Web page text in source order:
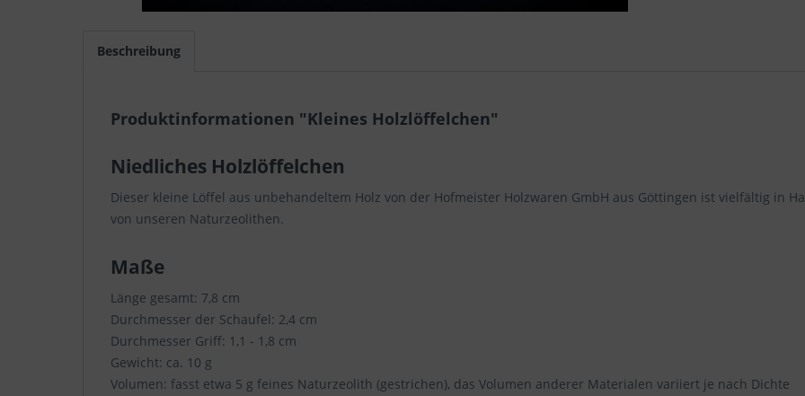
Beschreibung
Produktinformationen "Kleines Holzlöffelchen"
Niedliches Holzlöffelchen
Dieser kleine Löffel aus unbehandeltem Holz von der Hofmeister Holzwaren GmbH aus Göttingen ist vielfältig in
von unseren Naturzeolithen.
Maße
Länge gesamt: 7,8 cm
Durchmesser der Schaufel: 2,4 cm
Durchmesser Griff: 1,1 - 1,8 cm
Gewicht: ca. 10 g
Volumen: fasst etwa 5 g feines Naturzeolith (gestrichen), das Volumen anderer Materialen variiert je nach Dichte